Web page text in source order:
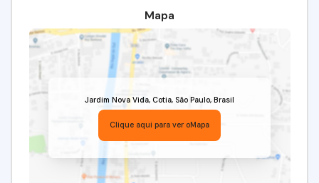
Mapa
Jardim Nova Vida, Cotia, São Paulo, Brasil
Clique aqui para ver oMapa